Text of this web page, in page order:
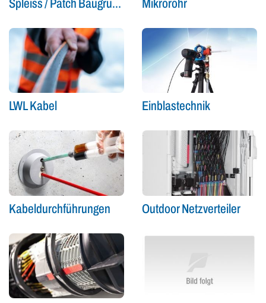
Spleiss / Patch Baugruppen Mikrorohr
LWL Kabel Einblastechnik
Kabeldurchführungen Outdoor Netzverteiler